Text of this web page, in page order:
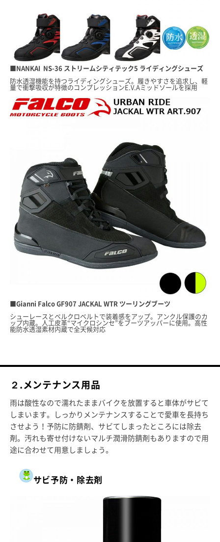
■NANKAI NS-36 ストリームシティテック5 ライディングシューズ
防水透湿機能を持つライディングシューズ。履きやすさを追求し、軽
量で衝撃吸収が特徴のコンプレッションE.V.Aミッドソールを採用
■Gianni Falco GF907 JACKAL WTR ツーリングブーツ
シューレースとベルクロベルトで装着感をアップ。アンクル保護のカ
ップ内蔵。人工皮革“マイクロシンセ”をブーツアッパーに使用。高性
能防水透湿素材内蔵で全天候対応
２.メンテナンス用品
雨は酸性なので濡れたままバイクを放置すると車体がサビて
しまいます。しっかりメンテナンスすることで愛車を長持ち
させよう！予防に防錆剤、サビてしまったところには除去
剤。汚れも寄せ付けないマルチ潤滑防錆剤もありますので用
途に合わせて用意しましょう。
サビ予防・除去剤